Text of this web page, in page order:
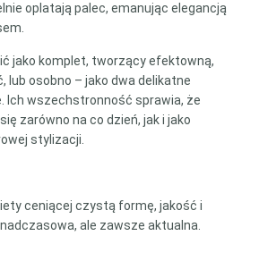
oplatają palec, emanując elegancją
jako komplet, tworzący efektowną,
lub osobno – jako dwa delikatne
Ich wszechstronność sprawia, że
zarówno na co dzień, jak i jako
stylizacji.
ceniącej czystą formę, jakość i
ale zawsze aktualna.